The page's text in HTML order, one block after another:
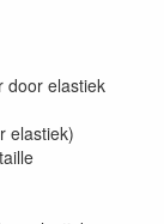
door elastiek
elastiek)